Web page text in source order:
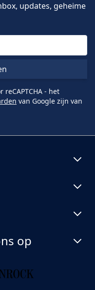
updates, geheime
- het
van Google zijn van
op